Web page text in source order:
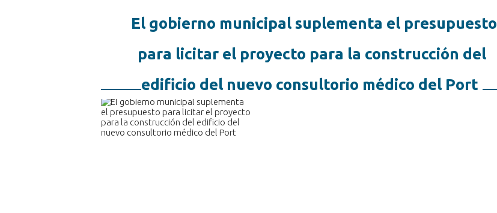
El gobierno municipal suplementa el presupuesto
para licitar el proyecto para la construcción del
edificio del nuevo consultorio médico del Port